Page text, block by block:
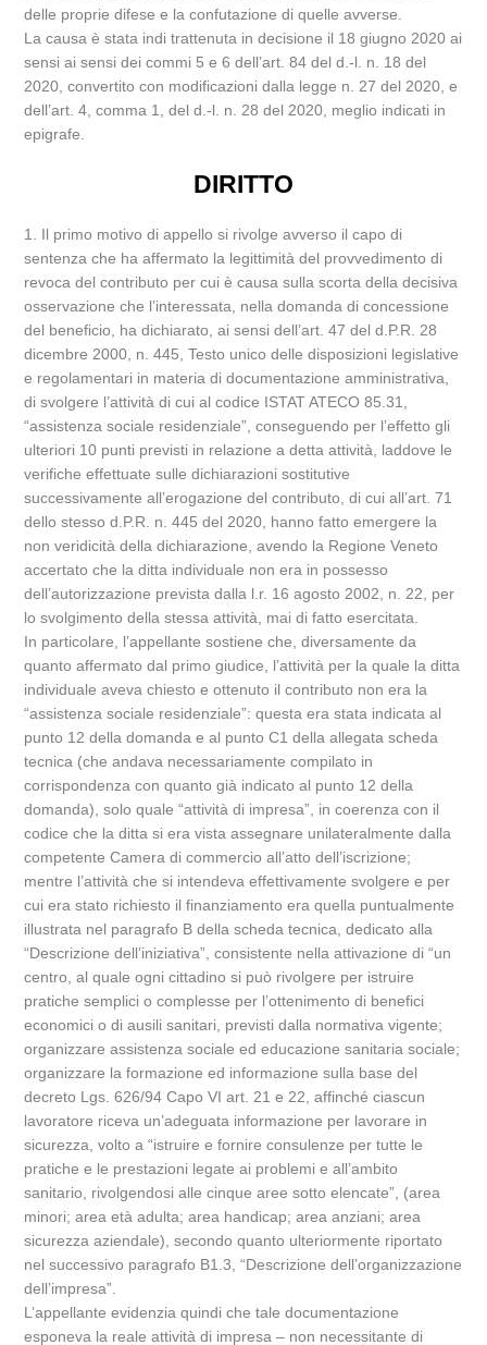
delle proprie difese e la confutazione di quelle avverse.
La causa è stata indi trattenuta in decisione il 18 giugno 2020 ai
sensi ai sensi dei commi 5 e 6 dell’art. 84 del d.-l. n. 18 del
2020, convertito con modificazioni dalla legge n. 27 del 2020, e
dell’art. 4, comma 1, del d.-l. n. 28 del 2020, meglio indicati in
epigrafe.
DIRITTO
1. Il primo motivo di appello si rivolge avverso il capo di
sentenza che ha affermato la legittimità del provvedimento di
revoca del contributo per cui è causa sulla scorta della decisiva
osservazione che l’interessata, nella domanda di concessione
del beneficio, ha dichiarato, ai sensi dell’art. 47 del d.P.R. 28
dicembre 2000, n. 445, Testo unico delle disposizioni legislative
e regolamentari in materia di documentazione amministrativa,
di svolgere l’attività di cui al codice ISTAT ATECO 85.31,
“assistenza sociale residenziale”, conseguendo per l’effetto gli
ulteriori 10 punti previsti in relazione a detta attività, laddove le
verifiche effettuate sulle dichiarazioni sostitutive
successivamente all’erogazione del contributo, di cui all’art. 71
dello stesso d.P.R. n. 445 del 2020, hanno fatto emergere la
non veridicità della dichiarazione, avendo la Regione Veneto
accertato che la ditta individuale non era in possesso
dell’autorizzazione prevista dalla l.r. 16 agosto 2002, n. 22, per
lo svolgimento della stessa attività, mai di fatto esercitata.
In particolare, l’appellante sostiene che, diversamente da
quanto affermato dal primo giudice, l’attività per la quale la ditta
individuale aveva chiesto e ottenuto il contributo non era la
“assistenza sociale residenziale”: questa era stata indicata al
punto 12 della domanda e al punto C1 della allegata scheda
tecnica (che andava necessariamente compilato in
corrispondenza con quanto già indicato al punto 12 della
domanda), solo quale “attività di impresa”, in coerenza con il
codice che la ditta si era vista assegnare unilateralmente dalla
competente Camera di commercio all’atto dell’iscrizione;
mentre l’attività che si intendeva effettivamente svolgere e per
cui era stato richiesto il finanziamento era quella puntualmente
illustrata nel paragrafo B della scheda tecnica, dedicato alla
“Descrizione dell’iniziativa”, consistente nella attivazione di “un
centro, al quale ogni cittadino si può rivolgere per istruire
pratiche semplici o complesse per l’ottenimento di benefici
economici o di ausili sanitari, previsti dalla normativa vigente;
organizzare assistenza sociale ed educazione sanitaria sociale;
organizzare la formazione ed informazione sulla base del
decreto Lgs. 626/94 Capo VI art. 21 e 22, affinché ciascun
lavoratore riceva un’adeguata informazione per lavorare in
sicurezza, volto a “istruire e fornire consulenze per tutte le
pratiche e le prestazioni legate ai problemi e all’ambito
sanitario, rivolgendosi alle cinque aree sotto elencate”, (area
minori; area età adulta; area handicap; area anziani; area
sicurezza aziendale), secondo quanto ulteriormente riportato
nel successivo paragrafo B1.3, “Descrizione dell’organizzazione
dell’impresa”.
L’appellante evidenzia quindi che tale documentazione
esponeva la reale attività di impresa – non necessitante di